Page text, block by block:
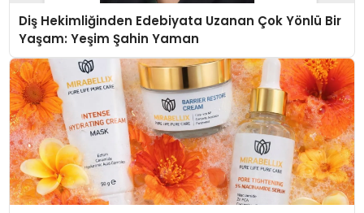
Diş Hekimliğinden Edebiyata Uzanan Çok Yönlü Bir
Yaşam: Yeşim Şahin Yaman